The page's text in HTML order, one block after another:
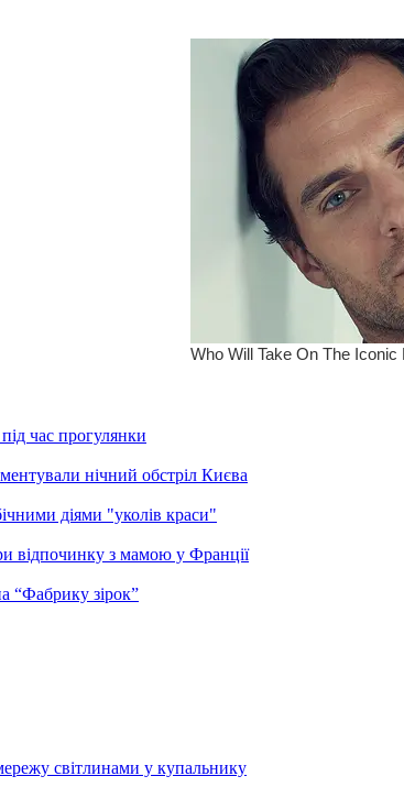
час прогулянки
нічний обстріл Києва
діями "уколів краси"
відпочинку з мамою у Франції
“Фабрику зірок”
світлинами у купальнику